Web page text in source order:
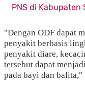
PNS di Kabupaten
"Dengan ODF dapat
penyakit berbasis
penyakit diare,
tersebut dapat
pada bayi dan balita,"